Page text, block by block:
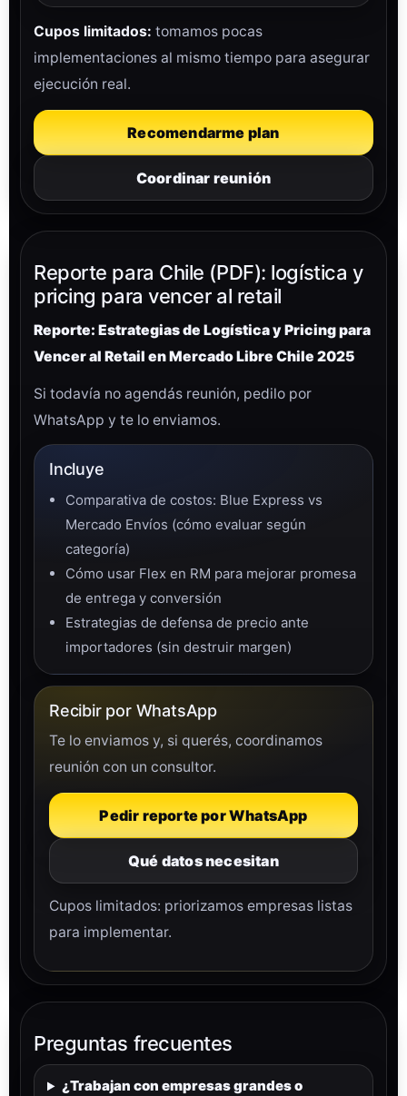
Cupos limitados: tomamos pocas
implementaciones al mismo tiempo para asegurar
ejecución real.
Recomendarme plan
Coordinar reunión
Reporte para Chile (PDF): logística y
pricing para vencer al retail
Reporte: Estrategias de Logística y Pricing para
Vencer al Retail en Mercado Libre Chile 2025
Si todavía no agendás reunión, pedilo por
WhatsApp y te lo enviamos.
Incluye
Comparativa de costos: Blue Express vs
Mercado Envíos (cómo evaluar según
categoría)
Cómo usar Flex en RM para mejorar promesa
de entrega y conversión
Estrategias de defensa de precio ante
importadores (sin destruir margen)
Recibir por WhatsApp
Te lo enviamos y, si querés, coordinamos
reunión con un consultor.
Pedir reporte por WhatsApp
Qué datos necesitan
Cupos limitados: priorizamos empresas listas
para implementar.
Preguntas frecuentes
¿Trabajan con empresas grandes o